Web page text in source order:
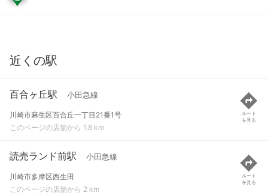
近くの駅
百合ヶ丘駅 小田急線
川崎市麻生区百合丘一丁目21番1号
このページの店舗から 1.8 km
ルート
を見る
読売ランド前駅 小田急線
川崎市多摩区西生田
このページの店舗から 2 km
ルート
を見る